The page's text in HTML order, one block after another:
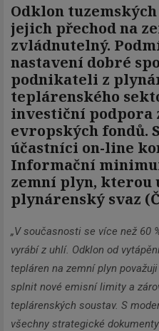
Odklon
jejich přechod na
zvládnutelný.
nastavení dobré
podnikateli z
teplárenského
investiční podpora
evropských fondů.
účastníci on-line
Informační
zemní plyn, kterou
plynárenský svaz
„V současnosti se více než 60
vyrábí z uhlí. Odklon od
tepláren na zemní plyn
splnit nové emisní limity a
teplárenských soustav. S
všechny strategické